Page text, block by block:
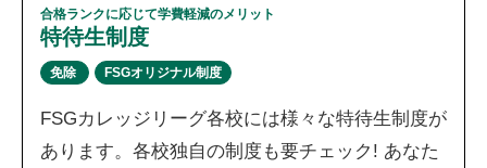
合格ランクに応じて学費軽減のメリット
特待生制度
免除 FSGオリジナル制度
FSGカレッジリーグ各校には様々な特待生制度が
あります。各校独自の制度も要チェック! あなた